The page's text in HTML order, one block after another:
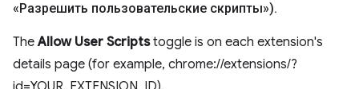
«Разрешить пользовательские скрипты»).
TheAllow User Scriptstoggle is on each extension's
details page (for example, chrome://extensions/?